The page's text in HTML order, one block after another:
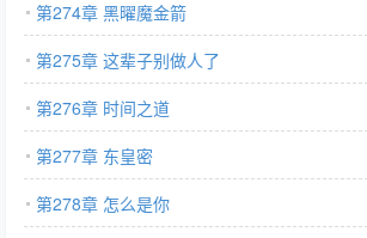
第274章 黑曜魔金箭
第275章 这辈子别做人了
第276章 时间之道
第277章 东皇密
第278章 怎么是你